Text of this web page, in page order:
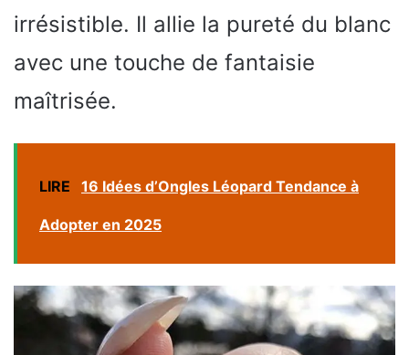
irrésistible. Il allie la pureté du blanc
avec une touche de fantaisie
maîtrisée.
LIRE 16 Idées d’Ongles Léopard Tendance à
Adopter en 2025